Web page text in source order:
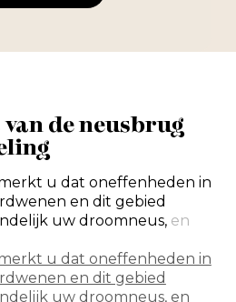
de neusbrug
u dat oneffenheden in
en dit gebied
uw droomneus, en
u dat oneffenheden in
en dit gebied
uw droomneus, en